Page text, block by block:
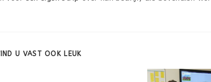
U VAST OOK LEUK